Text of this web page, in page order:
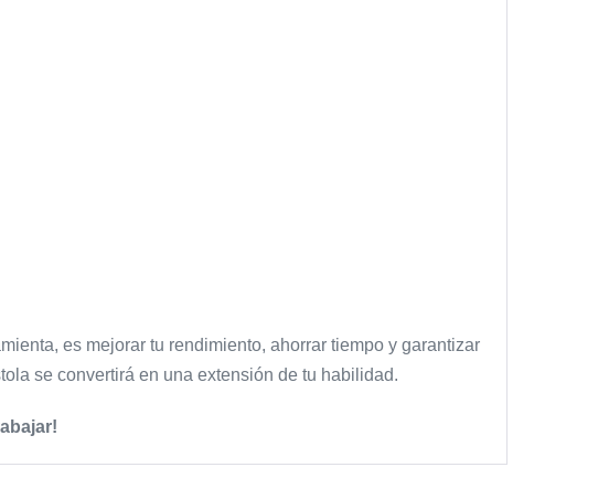
es mejorar tu rendimiento, ahorrar tiempo y garantizar
se convertirá en una extensión de tu habilidad.